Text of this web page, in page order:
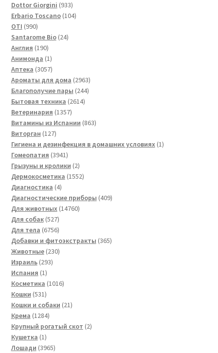
товаров
Dottor Giorgini 933933
товара
Erbario Toscano 104104
OTI 990990
товаров
Santarome Bio 2424
Англия 190190
товаров
Анимонда 11
товар
Аптека 30573057
товаров
Ароматы для дома 29632963
товара
Благополучие пары 244244
Бытовая техника 26142614
Ветеринария 13571357
товаров
Витамины из Испании 863863
Виторган 127127
товаров
Гигиена и дезинфекция в домашних условиях 11
Гомеопатия 39413941
товар
Грызуны и кролики 22
товара
Дермокосметика 15521552
Диагностика 44
товара
Диагностические приборы 409409
Для животных 1476014760
Для собак 527527
товаров
Для тела 67566756
товаров
Добавки и фитоэкстракты 365365
Животные 230230
Израиль 293293
Испания 11
товар
Косметика 10161016
Кошки 531531
товар
Кошки и собаки 2121
Крема 12841284
товара
Крупный рогатый скот 22
Кушетка 11
товар
Лошади 39653965